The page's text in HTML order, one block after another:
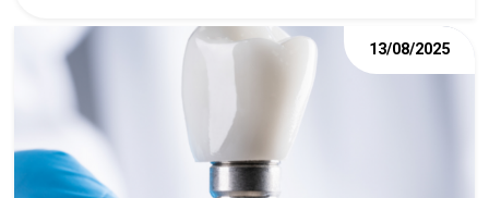
13/08/2025